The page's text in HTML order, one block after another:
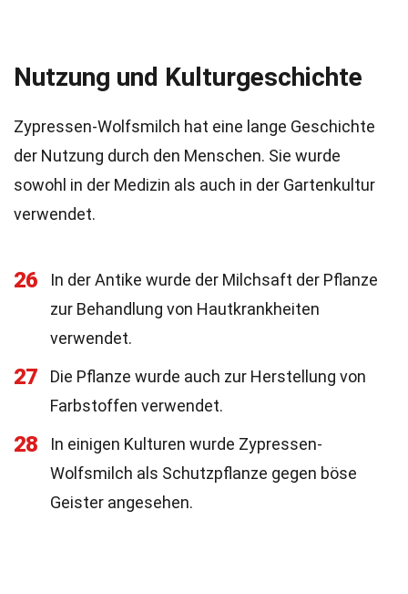
Nutzung und Kulturgeschichte
Zypressen-Wolfsmilch hat eine lange Geschichte
der Nutzung durch den Menschen. Sie wurde
sowohl in der Medizin als auch in der Gartenkultur
verwendet.
26
In der Antike wurde der Milchsaft der Pflanze
zur Behandlung von Hautkrankheiten
verwendet.
27
Die Pflanze wurde auch zur Herstellung von
Farbstoffen verwendet.
28
In einigen Kulturen wurde Zypressen-
Wolfsmilch als Schutzpflanze gegen böse
Geister angesehen.